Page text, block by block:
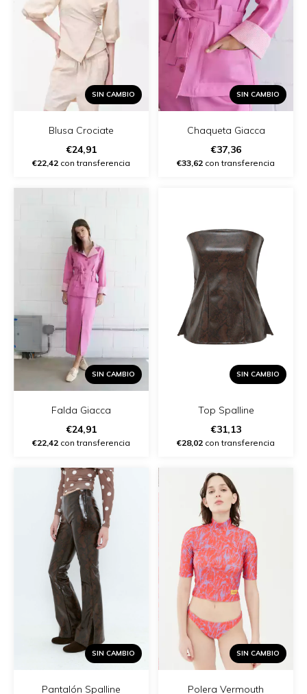
SIN CAMBIO
Blusa Crociate
€24,91
€22,42 con transferencia
SIN CAMBIO
Chaqueta Giacca
€37,36
€33,62 con transferencia
SIN CAMBIO
Falda Giacca
€24,91
€22,42 con transferencia
SIN CAMBIO
Top Spalline
€31,13
€28,02 con transferencia
SIN CAMBIO
Pantalón Spalline
SIN CAMBIO
Polera Vermouth